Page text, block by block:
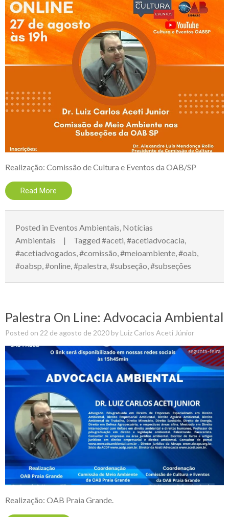
Realização: Comissão de Cultura e Eventos da OAB/SP
Read More
Posted in Eventos Ambientais, Notícias
Ambientais
Tagged #aceti,#acetiadvocacia,
#acetiadvogados,#comissão,#meioambiente,#oab,
#oabsp,#online,#palestra,#subseção,#subseções
Palestra On Line: Advocacia Ambiental
Posted on 22 de agosto de 2020 by Luiz Carlos Aceti Júnior
Realização: OAB Praia Grande.